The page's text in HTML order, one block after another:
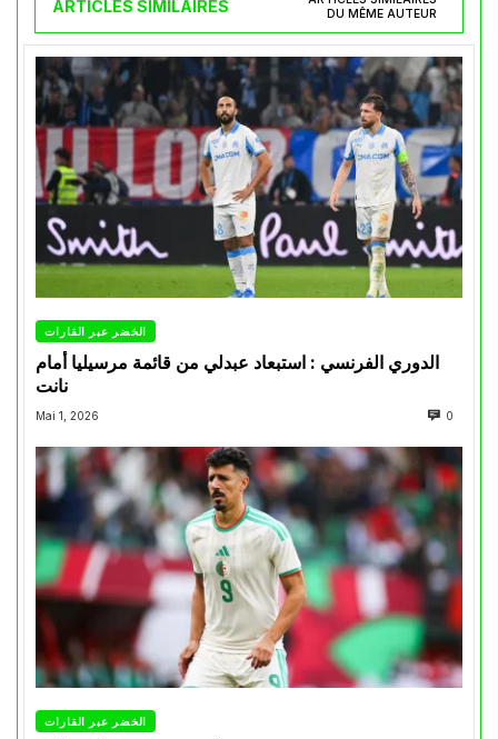
ARTICLES SIMILAIRES
DU MÊME AUTEUR
الخضر عبر القارات
الدوري الفرنسي : استبعاد عبدلي من قائمة مرسيليا أمام
نانت
Mai 1, 2026 0
الخضر عبر القارات